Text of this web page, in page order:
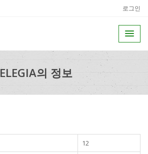
로그인
ELEGIA의 정보
12